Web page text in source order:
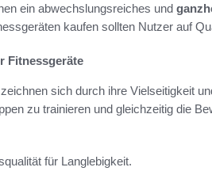
ein abwechslungsreiches und
kaufen sollten Nutzer auf
Fitnessgeräte
zeichnen sich durch ihre Vielseitigkeit
zu trainieren und gleichzeitig die
für Langlebigkeit.